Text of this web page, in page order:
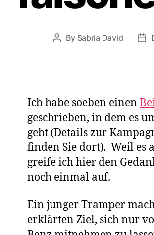
Post
By Sabria David
Ich habe soeben einen
geschrieben, in dem es
geht (Details zur
finden Sie dort). Weil es
greife ich hier den
noch einmal auf.
Ein junger Tramper
erklärten Ziel, sich nur